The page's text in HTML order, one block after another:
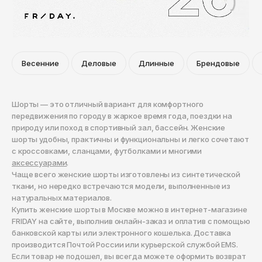
Шорты
Перчатки
Рюкзаки
Сумки
Кошельки
Носки
Ремни
Брюки
Шорты
Шапки
Шарфы
Перчатки
Рюкзаки
Сумки
Кошельки
Napapijri
Native
New Balance
Nike
Obey
Puma
Ragged Jeans
Весенние Деловые Длинные Брендовые
Шорты — это отличный вариант для комфортного
передвижения по городу в жаркое время года, поездки на
природу или поход в спортивный зал, бассейн. Женские
шорты удобны, практичны и функциональны и легко сочетают
с кроссовками, сланцами, футболками и многими
аксессуарами.
Чаще всего женские шорты изготовлены из синтетической
ткани, но нередко встречаются модели, выполненные из
натуральных материалов.
Купить женские шорты в Москве можно в интернет-магазине
FRIDAY на сайте, выполнив онлайн-заказ и оплатив с помощью
банковской карты или электронного кошелька. Доставка
производится Почтой России или курьерской службой EMS.
Если товар не подошел, вы всегда можете оформить возврат
Комсомольск-на-Амуре
Краснодар
Курган
Курск
Кызыл
Липецк
Магадан
Магнитогорск
Майкоп
Махачкала
Москва